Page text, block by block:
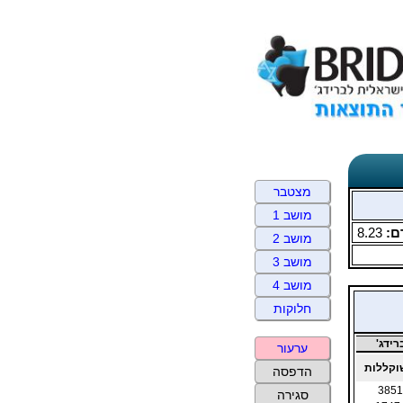
8.23
3851
מצטבר
מושב 1
מושב 2
מושב 3
מושב 4
חלוקות
ערעור
הדפסה
סגירה